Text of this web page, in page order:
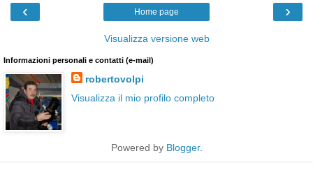
‹ ›
Home page
Visualizza versione web
Informazioni personali e contatti (e-mail)
robertovolpi
Visualizza il mio profilo completo
Powered by Blogger.